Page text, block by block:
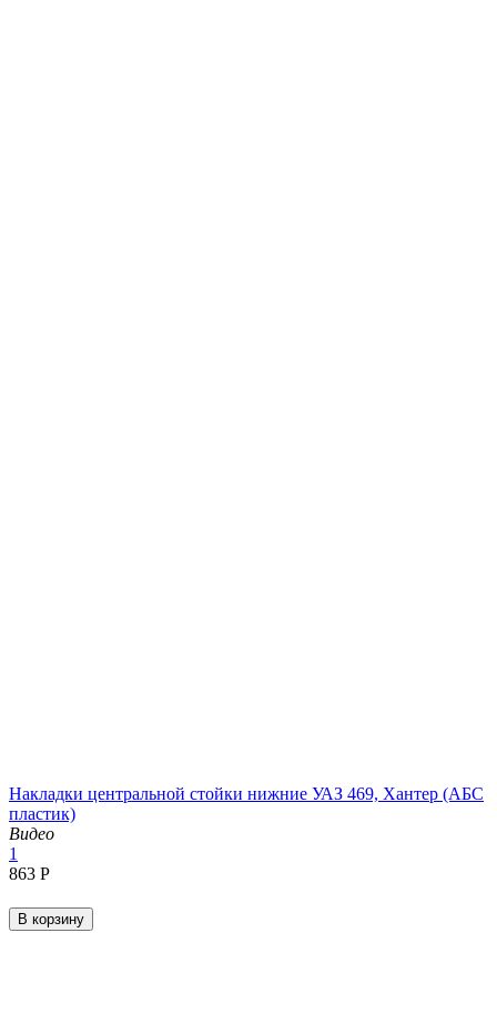
Накладки центральной стойки нижние УАЗ 469, Хантер (АБС
пластик)
Видео
1
‍863‍ Р
В корзину